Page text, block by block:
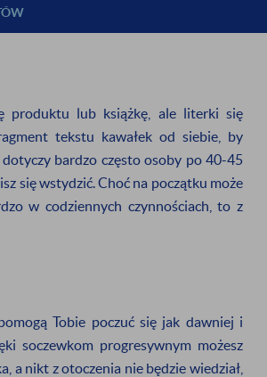
produktu lub książkę, ale literki się
tekstu kawałek od siebie, by
bardzo często osoby po 40-45
się wstydzić. Choć na początku może
w codziennych czynnościach, to z
Tobie poczuć się jak dawniej i
soczewkom progresywnym możesz
a nikt z otoczenia nie będzie wiedział,
NASZEGO
informację o: